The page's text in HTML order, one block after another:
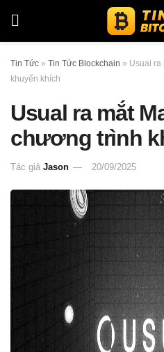
Tin Tức » Tin Tức Blockchain » Usual ra
khuyến khích
Usual ra mắt
chương trình
Tác giả Jason 20/09/2025